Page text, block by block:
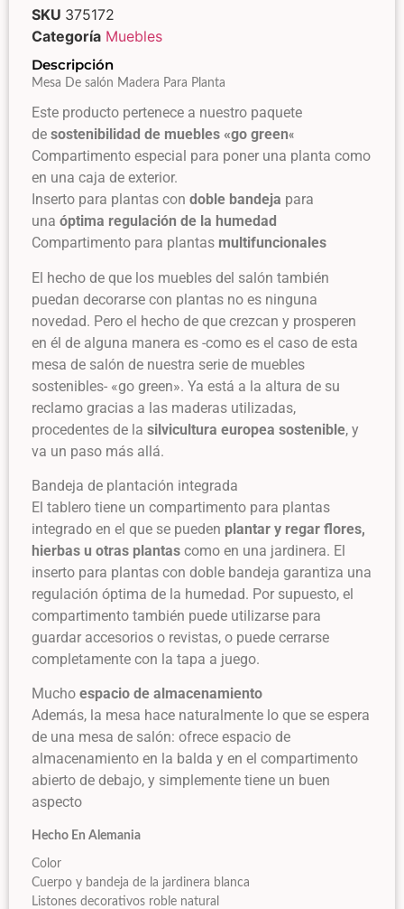
SKU 375172
Categoría Muebles
Descripción
Mesa De salón Madera Para Planta
Este producto pertenece a nuestro paquete
de sostenibilidad de muebles «go green«
Compartimento especial para poner una planta como
en una caja de exterior.
Inserto para plantas con doble bandeja para
una óptima regulación de la humedad
Compartimento para plantas multifuncionales
El hecho de que los muebles del salón también
puedan decorarse con plantas no es ninguna
novedad. Pero el hecho de que crezcan y prosperen
en él de alguna manera es -como es el caso de esta
mesa de salón de nuestra serie de muebles
sostenibles- «go green». Ya está a la altura de su
reclamo gracias a las maderas utilizadas,
procedentes de la silvicultura europea sostenible, y
va un paso más allá.
Bandeja de plantación integrada
El tablero tiene un compartimento para plantas
integrado en el que se pueden plantar y regar flores,
hierbas u otras plantas como en una jardinera. El
inserto para plantas con doble bandeja garantiza una
regulación óptima de la humedad. Por supuesto, el
compartimento también puede utilizarse para
guardar accesorios o revistas, o puede cerrarse
completamente con la tapa a juego.
Mucho espacio de almacenamiento
Además, la mesa hace naturalmente lo que se espera
de una mesa de salón: ofrece espacio de
almacenamiento en la balda y en el compartimento
abierto de debajo, y simplemente tiene un buen
aspecto
Hecho En Alemania
Color
Cuerpo y bandeja de la jardinera blanca
Listones decorativos roble natural